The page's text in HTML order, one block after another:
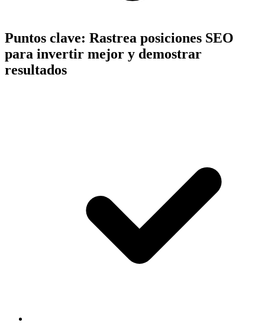
Puntos clave: Rastrea posiciones SEO
para invertir mejor y demostrar
resultados